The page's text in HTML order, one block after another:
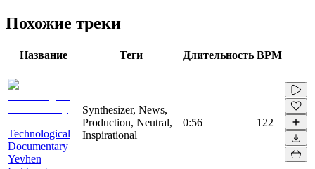
Похожие треки
Название Теги Длительность BPM
Technological
Documentary
Yevhen
Synthesizer, News,
Production, Neutral,
Inspirational
0:56 122